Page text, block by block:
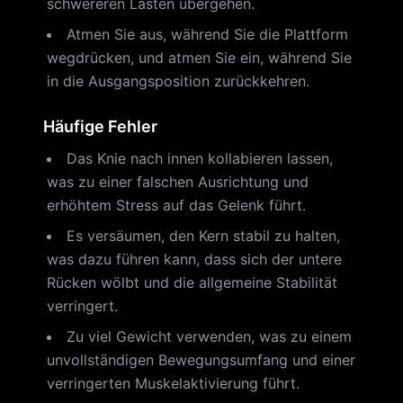
schwereren Lasten übergehen.
Atmen Sie aus, während Sie die Plattform
wegdrücken, und atmen Sie ein, während Sie
in die Ausgangsposition zurückkehren.
Häufige Fehler
Das Knie nach innen kollabieren lassen,
was zu einer falschen Ausrichtung und
erhöhtem Stress auf das Gelenk führt.
Es versäumen, den Kern stabil zu halten,
was dazu führen kann, dass sich der untere
Rücken wölbt und die allgemeine Stabilität
verringert.
Zu viel Gewicht verwenden, was zu einem
unvollständigen Bewegungsumfang und einer
verringerten Muskelaktivierung führt.